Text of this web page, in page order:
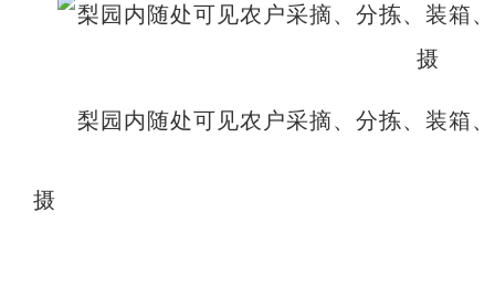
梨园内随处可见农户采摘、分拣、装箱
摄